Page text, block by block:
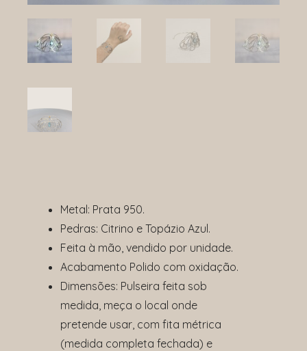
Metal: Prata 950.
Pedras: Citrino e Topázio Azul.
Feita à mão, vendido por unidade.
Acabamento Polido com oxidação.
Dimensões: Pulseira feita sob
medida, meça o local onde
pretende usar, com fita métrica
(medida completa fechada) e